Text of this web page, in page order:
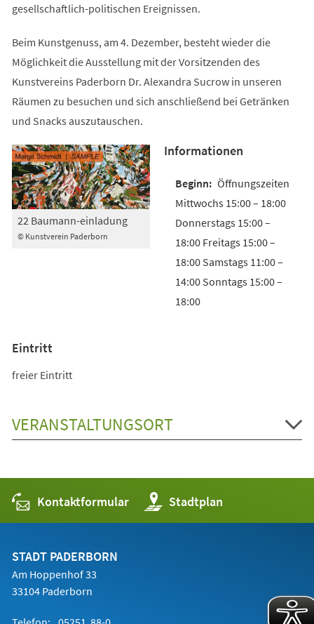
gesellschaftlich-politischen Ereignissen.
Beim Kunstgenuss, am 4. Dezember, besteht wieder die
Möglichkeit die Ausstellung mit der Vorsitzenden des
Kunstvereins Paderborn Dr. Alexandra Sucrow in unseren
Räumen zu besuchen und sich anschließend bei Getränken
und Snacks auszutauschen.
© Kunstverein Paderborn
22 Baumann-einladung
Informationen
Öffnungszeiten
Mittwochs 15:00 – 18:00
Donnerstags 15:00 –
18:00 Freitags 15:00 –
18:00 Samstags 11:00 –
14:00 Sonntags 15:00 –
18:00
Eintritt
freier Eintritt
VERANSTALTUNGSORT
Kontaktformular Stadtplan
(Öffnet
in
einem
STADT PADERBORN
Am Hoppenhof 33
33104 Paderborn